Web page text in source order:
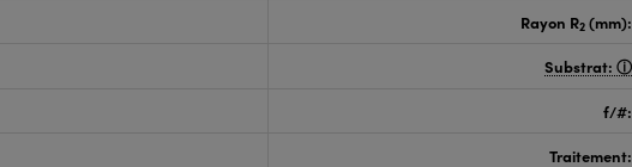
Rayon R2 (mm):
Substrat:
f/#:
Traitement: